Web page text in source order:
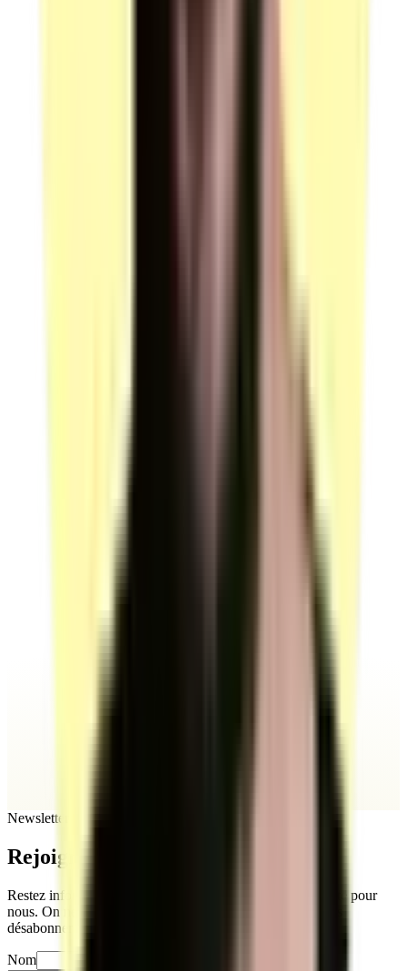
Newsletter
Rejoignez
Restez informés sur notre actualité. Votre vie privée compte pour
nous. On ne partage jamais vos infos, et vous pouvez vous
désabonner quand vous le souhaitez.
Nom